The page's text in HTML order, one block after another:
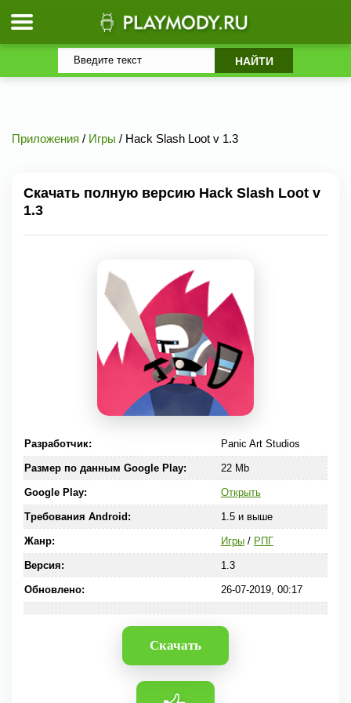
Приложения / Игры / Hack Slash Loot v 1.3
Скачать полную версию Hack Slash Loot v
1.3
Разработчик: Panic Art Studios
Размер по данным Google Play: 22 Mb
Google Play: Открыть
Требования Android: 1.5 и выше
Жанр: Игры/ РПГ
Версия: 1.3
Обновлено: 26-07-2019, 00:17
Скачать